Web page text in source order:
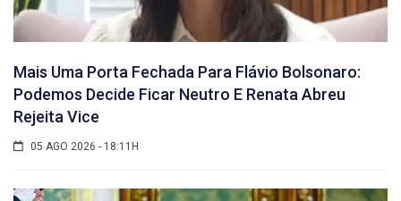
Mais Uma Porta Fechada Para Flávio Bolsonaro:
Podemos Decide Ficar Neutro E Renata Abreu
Rejeita Vice
05 AGO 2026 - 18:11H